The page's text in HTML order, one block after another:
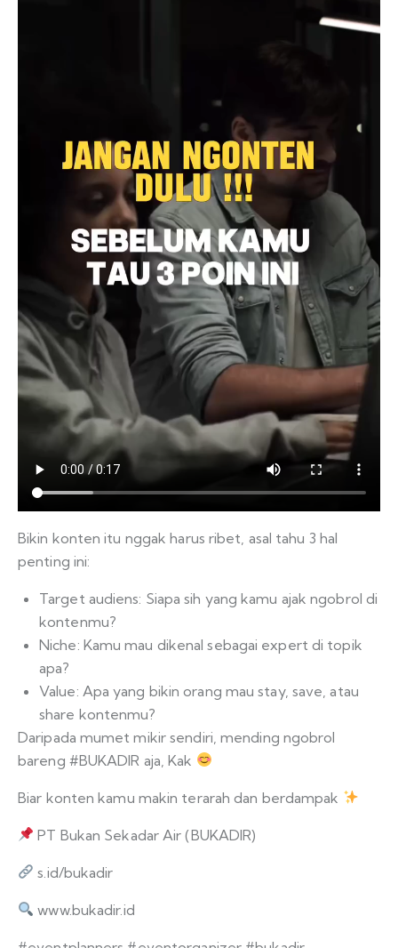
Bikin konten itu nggak harus ribet, asal tahu 3 hal
penting ini:
Target audiens: Siapa sih yang kamu ajak ngobrol di
kontenmu?
Niche: Kamu mau dikenal sebagai expert di topik
apa?
Value: Apa yang bikin orang mau stay, save, atau
share kontenmu?
Daripada mumet mikir sendiri, mending ngobrol
bareng #BUKADIR aja, Kak
Biar konten kamu makin terarah dan berdampak
PT Bukan Sekadar Air (BUKADIR)
s.id/bukadir
www.bukadir.id